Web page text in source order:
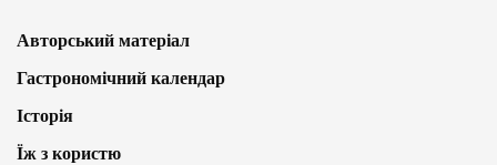
Авторський матеріал
Гастрономічний календар
Історія
Їж з користю